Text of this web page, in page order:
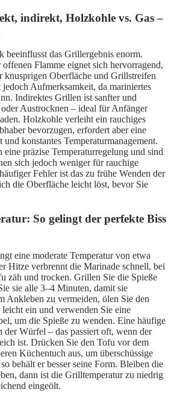
indirekt, Holzkohle vs. Gas –
das Grillergebnis enorm.
Flamme eignet sich hervorragend,
knusprigen Oberfläche und Grillstreifen
jedoch Aufmerksamkeit, da mariniertes
Indirektes Grillen ist sanfter und
Austrocknen – ideal für Anfänger
Holzkohle verleiht ein rauchiges
bevorzugen, erfordert aber eine
konstantes Temperaturmanagement.
präzise Temperaturregelung und sind
sich jedoch weniger für rauchige
Fehler ist das zu frühe Wenden der
die Oberfläche leicht löst, bevor Sie
So gelingt der perfekte Biss
eine moderate Temperatur von etwa
Hitze verbrennt die Marinade schnell, bei
zäh und trocken. Grillen Sie die Spieße
sie alle 3–4 Minuten, damit sie
Ankleben zu vermeiden, ölen Sie den
ein und verwenden Sie eine
um die Spieße zu wenden. Eine häufige
der Würfel – das passiert oft, wenn der
ist. Drücken Sie den Tofu vor dem
Küchentuch aus, um überschüssige
behält er besser seine Form. Bleiben die
dann ist die Grilltemperatur zu niedrig
eingeölt.